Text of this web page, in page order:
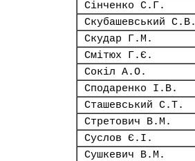
Сінченко С.Г.
Скубашевський С.В.
Скудар Г.М.
Смітюх Г.Є.
Сокіл А.О.
Сподаренко І.В.
Сташевський С.Т.
Стретович В.М.
Суслов Є.І.
Сушкевич В.М.